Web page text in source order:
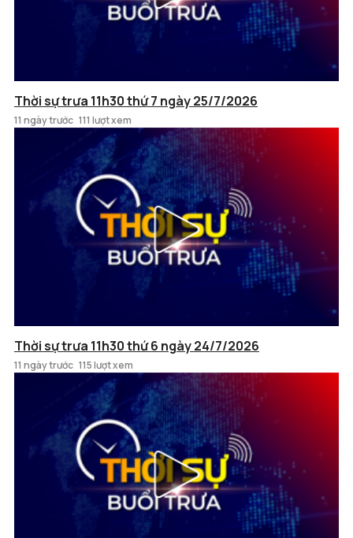
Thời sự trưa 11h30 thứ 7 ngày 25/7/2026
11 ngày trước 111 lượt xem
Thời sự trưa 11h30 thứ 6 ngày 24/7/2026
11 ngày trước 115 lượt xem